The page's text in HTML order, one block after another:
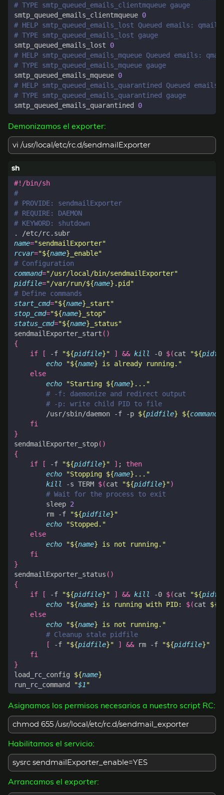
# TYPE smtp_queued_emails_clientmqueue gauge
smtp_queued_emails_clientmqueue 0
# HELP smtp_queued_emails_lost Queued emails: qmail
# TYPE smtp_queued_emails_lost gauge
smtp_queued_emails_lost 0
# HELP smtp_queued_emails_mqueue Queued emails:
# TYPE smtp_queued_emails_mqueue gauge
smtp_queued_emails_mqueue 0
# HELP smtp_queued_emails_quarantined Queued
# TYPE smtp_queued_emails_quarantined gauge
smtp_queued_emails_quarantined 0
Demonizamos el exporter:
vi /usr/local/etc/rc.d/sendmailExporter
#
# PROVIDE: sendmailExporter
# REQUIRE: DAEMON
# KEYWORD: shutdown
name="sendmailExporter"
rcvar="${name} _enable"
# Configuration
command="/usr/local/bin/sendmailExporter"
pidfile="/var/run/${name} .pid"
# Define commands
start_cmd="${name} _start"
stop_cmd="${name} _stop"
status_cmd="${name} _status"
sendmailExporter_start ()
{
if
[ -f "${pidfile}" ] && kill -0 $(cat "${
echo
"${name} is already running."
else
echo
"Starting ${name} ..."
# -f: daemonize and redirect output
# -p: write child PID to file
        /usr/sbin/daemon -f -p
${pidfile} ${command
fi
}
sendmailExporter_stop()
{
if
[ -f "${pidfile}" ] ;
then
echo
"Stopping ${name} ..."
kill
-s TERM $(cat "${pidfile}")
# Wait for the process to exit
        sleep
2
        rm -f
"${pidfile}"
echo
"Stopped."
else
echo
"${name} is not running."
fi
}
sendmailExporter_status ()
{
if
[ -f "${pidfile}" ] && kill -0 $(cat "${
echo
"${name} is running with PID: $(cat ${
else
echo
"${name} is not running."
# Cleanup stale pidfile
[
-f "${pidfile}" ] && rm -f "${pidfile}"
fi
}
load_rc_config ${name}
run_rc_command
"$1"
Asignamos los permisos necesarios a nuestro script RC:
chmod 655 /usr/local/etc/rc.d/sendmail_exporter
Habilitamos el servicio:
sysrc sendmailExporter_enable=YES
Arrancamos el exporter: